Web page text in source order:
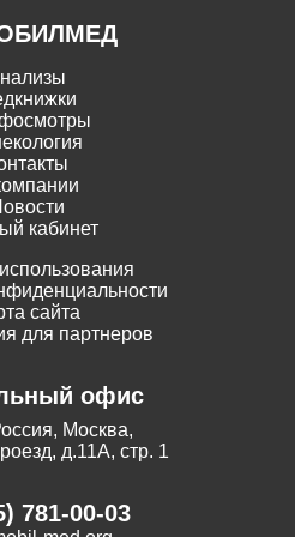
кабинет
сайта
для партнеров
офис
Москва,
д.11А, стр. 1
781-00-03